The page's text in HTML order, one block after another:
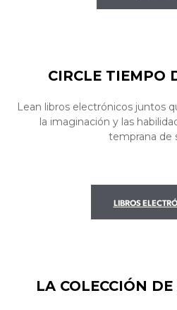
CIRCLE TIEMPO
Lean libros electrónicos juntos
la imaginación y las
temprana de
LIBROS
LA COLECCIÓN